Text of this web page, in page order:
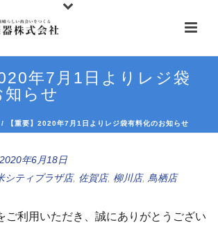
年7月1日よりレジ袋
らせ
/ 【重要】2020年7月1日よりレジ袋有料化のお知らせ
2020年6月18日
シティプラザ店, 佐賀店, 柳川店, 鳥栖店
ご利用いただき、誠にありがとうござい